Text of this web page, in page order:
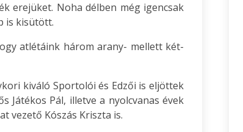
erejüket. Noha délben még igencsak
is kisütött.
atlétáink három arany- mellett két-
kiváló Sportolói és Edzői is eljöttek
Játékos Pál, illetve a nyolcvanas évek
vezető Kószás Kriszta is.